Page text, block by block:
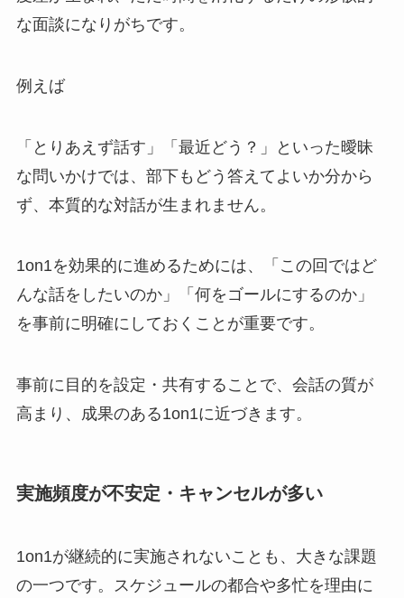
な面談になりがちです。
例えば
「とりあえず話す」「最近どう？」といった曖昧
な問いかけでは、部下もどう答えてよいか分から
ず、本質的な対話が生まれません。
1on1を効果的に進めるためには、「この回ではど
んな話をしたいのか」「何をゴールにするのか」
を事前に明確にしておくことが重要です。
事前に目的を設定・共有することで、会話の質が
高まり、成果のある1on1に近づきます。
実施頻度が不安定・キャンセルが多い
1on1が継続的に実施されないことも、大きな課題
の一つです。スケジュールの都合や多忙を理由に